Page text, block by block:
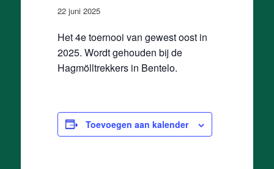
22 juni 2025
Het 4e toernooi van gewest oost in
2025. Wordt gehouden bij de
Hagmölltrekkers in Bentelo.
Toevoegen aan kalender